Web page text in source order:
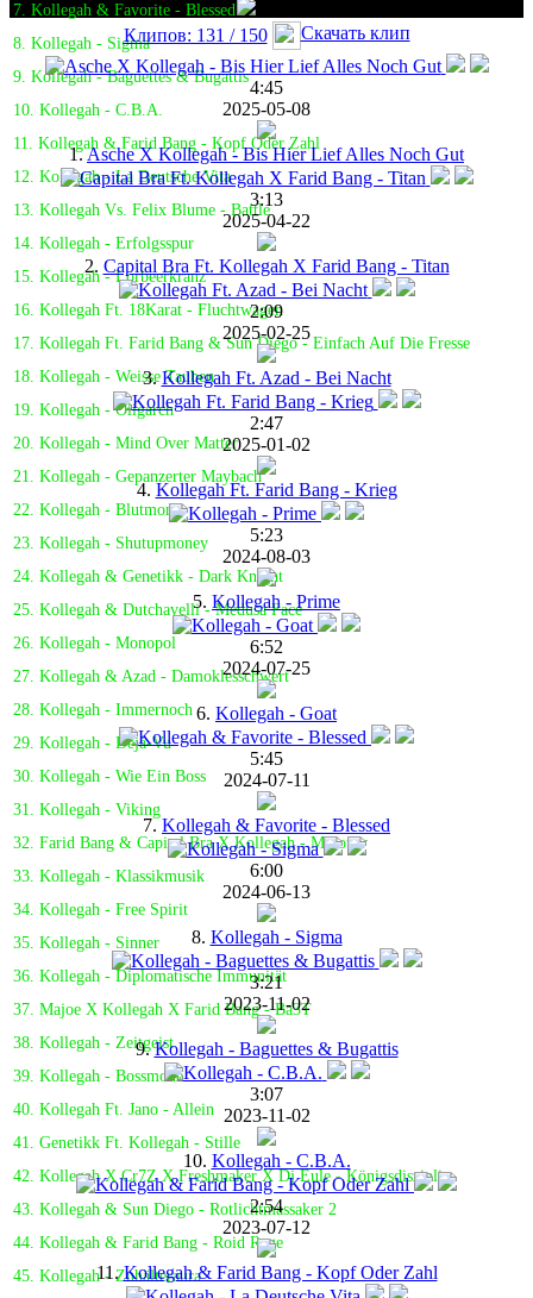
7. Kollegah & Favorite - Blessed
8. Kollegah - Sigma
9. Kollegah - Baguettes & Bugattis
10. Kollegah - C.B.A.
11. Kollegah & Farid Bang - Kopf Oder Zahl
12. Kollegah - La Deutsche Vita
13. Kollegah Vs. Felix Blume - Battle
14. Kollegah - Erfolgsspur
15. Kollegah - Lorbeerkranz
16. Kollegah Ft. 18Karat - Fluchtwagen
17. Kollegah Ft. Farid Bang & Sun Diego - Einfach Auf Die Fresse
18. Kollegah - Weisse Tauben
19. Kollegah - Oligarch
20. Kollegah - Mind Over Matter
21. Kollegah - Gepanzerter Maybach
22. Kollegah - Blutmond
23. Kollegah - Shutupmoney
24. Kollegah & Genetikk - Dark Knight
25. Kollegah & Dutchavelli - Medusa Face
26. Kollegah - Monopol
27. Kollegah & Azad - Damoklesschwert
28. Kollegah - Immernoch
29. Kollegah - Déjà-Vu
30. Kollegah - Wie Ein Boss
31. Kollegah - Viking
32. Farid Bang & Capital Bra X Kollegah - Molotov
33. Kollegah - Klassikmusik
34. Kollegah - Free Spirit
35. Kollegah - Sinner
36. Kollegah - Diplomatische Immunität
37. Majoe X Kollegah X Farid Bang - Ba3T
38. Kollegah - Zeitgeist
39. Kollegah - Bossmode
40. Kollegah Ft. Jano - Allein
41. Genetikk Ft. Kollegah - Stille
42. Kollegah X Cr7Z X Freshmaker X Dj Eule - Königsdisziplin
43. Kollegah & Sun Diego - Rotlichtmassaker 2
44. Kollegah & Farid Bang - Roid Rage
45. Kollegah - Zuhälteraura
Клипов: 131 / 150 Скачать клип
4:45
2025-05-08
1.Asche X Kollegah - Bis Hier Lief Alles Noch Gut
3:13
2025-04-22
2. Capital Bra Ft. Kollegah X Farid Bang - Titan
2:09
2025-02-25
3.Kollegah Ft. Azad - Bei Nacht
2:47
2025-01-02
4. Kollegah Ft. Farid Bang - Krieg
5:23
2024-08-03
5. Kollegah - Prime
6:52
2024-07-25
6. Kollegah - Goat
5:45
2024-07-11
7.Kollegah & Favorite - Blessed
6:00
2024-06-13
8. Kollegah - Sigma
3:21
2023-11-02
9.Kollegah - Baguettes & Bugattis
3:07
2023-11-02
10. Kollegah - C.B.A.
2:54
2023-07-12
11.Kollegah & Farid Bang - Kopf Oder Zahl